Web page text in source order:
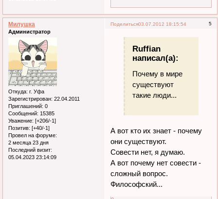
Поделиться 5
03.07.2012 18:15:54
Милушка
Администратор
Откуда: г. Уфа
Зарегистрирован: 22.04.2011
Приглашений: 0
Сообщений: 15385
Уважение: [+206/-1]
Позитив: [+40/-1]
Провел на форуме:
2 месяца 23 дня
Последний визит:
05.04.2023 23:14:09
Ruffian
написал(а):
Почему в мире
существуют
такие люди...
А вот кто их знает - почему
они существуют.
Совести нет, я думаю.
А вот почему нет совести -
сложный вопрос.
Философский...